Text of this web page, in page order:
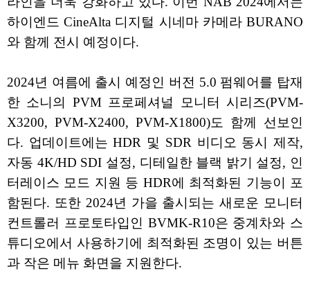
하이엔드 CineAlta 디지털 시네마 카메라 BURANO
와 함께 전시 예정이다.
2024년 여름에 출시 예정인 버전 5.0 펌웨어를 탑재
한 소니의 PVM 프로페셔널 모니터 시리즈(PVM-
X3200, PVM-X2400, PVM-X1800)도 함께 선보인
다. 업데이트에는 HDR 및 SDR 비디오 동시 제작,
자동 4K/HD SDI 설정, 디테일한 블랙 밝기 설정, 인
터레이스 모드 지원 등 HDR에 최적화된 기능이 포
함된다. 또한 2024년 가을 출시되는 새로운 모니터
컨트롤러 프로토타입인 BVMK-R10은 중계차와 스
튜디오에서 사용하기에 최적화된 조명이 있는 버튼
과 작은 메뉴 화면을 지원한다.